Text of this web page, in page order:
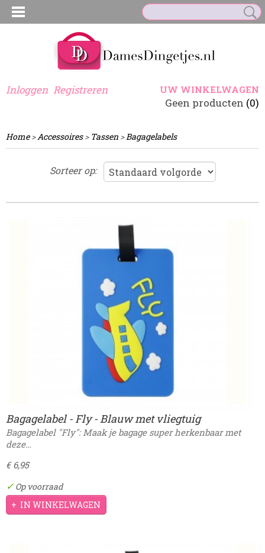
Inloggen Registreren UW WINKELWAGEN
Geen producten (0)
Home>Accessoires> Tassen >Bagagelabels
Sorteer op:
Bagagelabel - Fly - Blauw met vliegtuig
Bagagelabel "Fly": Maak je bagage super herkenbaar met
deze…
€ 6,95
✓ Op voorraad
IN WINKELWAGEN